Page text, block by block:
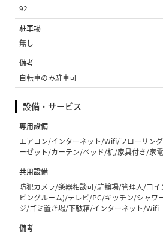
92
駐車場
無し
備考
自転車のみ駐車可
設備・サービス
専用設備
エアコン/インターネット/Wifi/フローリン
ーゼット/カーテン/ベッド/机/家具付き/家
共用設備
防犯カメラ/楽器相談可/駐輪場/管理人/コイ
ビングルーム)/テレビ/PC/キッチン/シャワ
ジ/ゴミ置き場/下駄箱/インターネット/Wifi
備考